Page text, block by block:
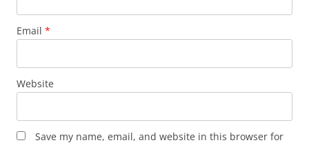
Email *
Website
Save my name, email, and website in this browser for